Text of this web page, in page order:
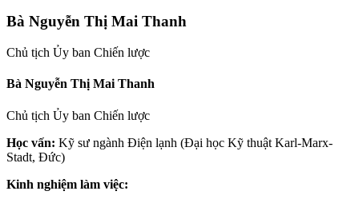
Bà Nguyễn Thị Mai Thanh
Chủ tịch Ủy ban Chiến lược
Bà Nguyễn Thị Mai Thanh
Chủ tịch Ủy ban Chiến lược
Học vấn: Kỹ sư ngành Điện lạnh (Đại học Kỹ thuật Karl-Marx-
Stadt, Đức)
Kinh nghiệm làm việc: